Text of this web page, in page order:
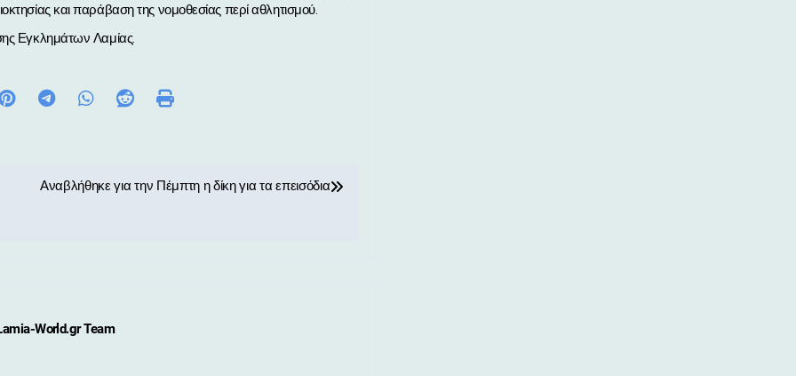
και παράβαση της νομοθεσίας περί αθλητισμού.
Εγκλημάτων Λαμίας.
Αναβλήθηκε για την Πέμπτη η δίκη για τα επεισόδια
World.gr Team